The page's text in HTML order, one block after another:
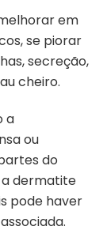
em
se piorar
secreção,
cheiro.
a
ou
do
a dermatite
pode haver